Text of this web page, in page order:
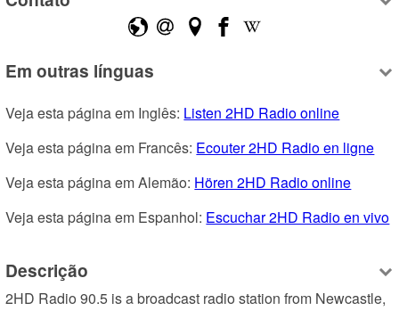
Em outras línguas
Veja esta página em Inglês: Listen 2HD Radio online
Veja esta página em Francês: Ecouter 2HD Radio en ligne
Veja esta página em Alemão: Hören 2HD Radio online
Veja esta página em Espanhol: Escuchar 2HD Radio en vivo
Descrição
2HD Radio 90.5 is a broadcast radio station from Newcastle,